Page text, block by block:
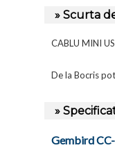
» Scurta
CABLU MINI
De la Bocris
»
Gembird